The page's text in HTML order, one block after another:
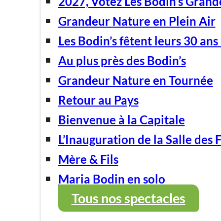
Grandeur Nature en Plein Air
Les Bodin’s fêtent leurs 30 ans
Au plus près des Bodin’s
Grandeur Nature en Tournée
Retour au Pays
Bienvenue à la Capitale
L’Inauguration de la Salle des
Mère & Fils
Maria Bodin en solo
Tous nos spectacles